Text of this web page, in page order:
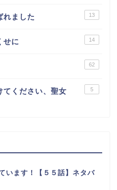
れました 13
せに 14
62
てください、聖女
5
います！【５５話】ネタバ